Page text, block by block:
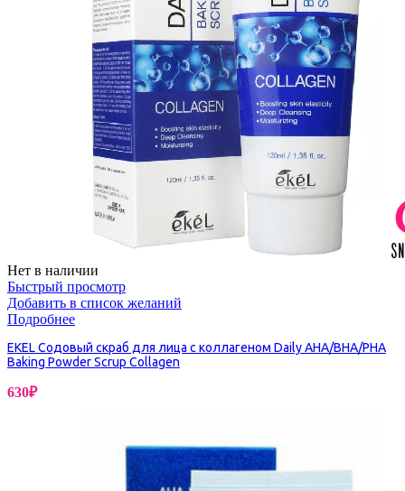
Нет в наличии
Быстрый просмотр
Добавить в список желаний
Подробнее
EKEL Содовый скраб для лица с коллагеном Daily AHA/BHA/PHA
Baking Powder Scrup Collagen
630₽